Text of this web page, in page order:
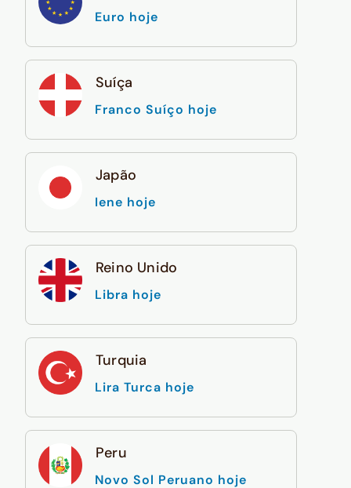
Euro hoje
Suíça
Franco Suíço hoje
Japão
Iene hoje
Reino Unido
Libra hoje
Turquia
Lira Turca hoje
Peru
Novo Sol Peruano hoje